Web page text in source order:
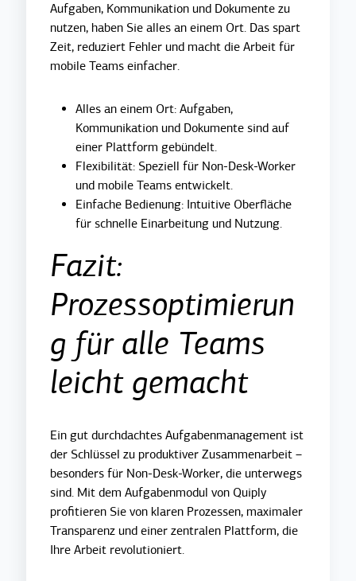
Aufgaben, Kommunikation und Dokumente zu
nutzen, haben Sie alles an einem Ort. Das spart
Zeit, reduziert Fehler und macht die Arbeit für
mobile Teams einfacher.
Alles an einem Ort: Aufgaben,
Kommunikation und Dokumente sind auf
einer Plattform gebündelt.
Flexibilität: Speziell für Non-Desk-Worker
und mobile Teams entwickelt.
Einfache Bedienung: Intuitive Oberfläche
für schnelle Einarbeitung und Nutzung.
Fazit:
Prozessoptimierun
g für alle Teams
leicht gemacht
Ein gut durchdachtes Aufgabenmanagement ist
der Schlüssel zu produktiver Zusammenarbeit –
besonders für Non-Desk-Worker, die unterwegs
sind. Mit dem Aufgabenmodul von Quiply
profitieren Sie von klaren Prozessen, maximaler
Transparenz und einer zentralen Plattform, die
Ihre Arbeit revolutioniert.